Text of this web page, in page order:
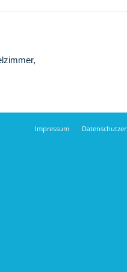
Impressum